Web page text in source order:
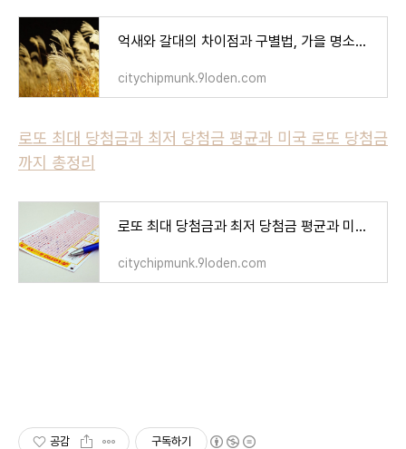
억새와 갈대의 차이점과 구별법, 가을 명소까지
citychipmunk.9loden.com
로또 최대 당첨금과 최저 당첨금 평균과 미국 로또 당첨금
까지 총정리
로또 최대 당첨금과 최저 당첨금 평균과 미국 로또 당첨금까지 총정리
citychipmunk.9loden.com
공감 구독하기